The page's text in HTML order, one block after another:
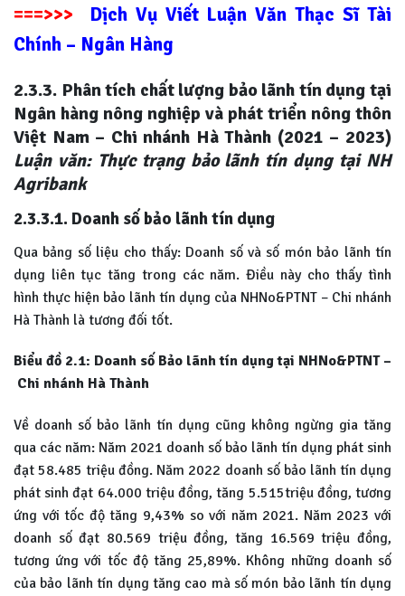
===>>>
Dịch Vụ Viết Luận Văn Thạc Sĩ Tài
Chính – Ngân Hàng
2.3.3. Phân tích chất lượng bảo lãnh tín dụng tại
Ngân hàng nông nghiệp và phát triển nông thôn
Việt Nam – Chi nhánh Hà Thành (2021 – 2023)
Luận văn: Thực trạng bảo lãnh tín dụng tại NH
Agribank
2.3.3.1. Doanh số bảo lãnh tín dụng
Qua bảng số liệu cho thấy: Doanh số và số món bảo lãnh tín
dụng liên tục tăng trong các năm. Điều này cho thấy tình
hình thực hiện bảo lãnh tín dụng của NHNo&PTNT – Chi nhánh
Hà Thành là tương đối tốt.
Biểu đồ 2.1: Doanh số Bảo lãnh tín dụng tại NHNo&PTNT –
Chi nhánh Hà Thành
Về doanh số bảo lãnh tín dụng cũng không ngừng gia tăng
qua các năm: Năm 2021 doanh số bảo lãnh tín dụng phát sinh
đạt 58.485 triệu đồng. Năm 2022 doanh số bảo lãnh tín dụng
phát sinh đạt 64.000 triệu đồng, tăng 5.515triệu đồng, tương
ứng với tốc độ tăng 9,43% so với năm 2021. Năm 2023 với
doanh số đạt 80.569 triệu đồng, tăng 16.569 triệu đồng,
tương ứng với tốc độ tăng 25,89%. Không những doanh số
của bảo lãnh tín dụng tăng cao mà số món bảo lãnh tín dụng